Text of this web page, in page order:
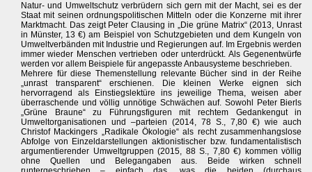
Natur- und Umweltschutz verbrüdern sich gern mit der Macht, sei es der
Staat mit seinen ordnungspolitischen Mitteln oder die Konzerne mit ihrer
Marktmacht. Das zeigt Peter Clausing in „Die grüne Matrix“ (2013, Unrast
in Münster, 13 €) am Beispiel von Schutzgebieten und dem Kungeln von
Umweltverbänden mit Industrie und Regierungen auf. Im Ergebnis werden
immer wieder Menschen vertrieben oder unterdrückt. Als Gegenentwürfe
werden vor allem Beispiele für angepasste Anbausysteme beschrieben.
Mehrere für diese Themenstellung relevante Bücher sind in der Reihe
„unrast transparent“ erschienen. Die kleinen Werke eignen sich
hervorragend als Einstiegslektüre ins jeweilige Thema, weisen aber
überraschende und völlig unnötige Schwächen auf. Sowohl Peter Bierls
„Grüne Braune“ zu Führungsfiguren mit rechtem Gedankengut in
Umweltorganisationen und –parteien (2014, 78 S., 7,80 €) wie auch
Christof Mackingers „Radikale Ökologie“ als recht zusammenhangslose
Abfolge von Einzeldarstellungen aktionistischer bzw. fundamentalistisch
argumentierender Umweltgruppen (2015, 88 S., 7,80 €) kommen völlig
ohne Quellen und Belegangaben aus. Beide wirken schnell